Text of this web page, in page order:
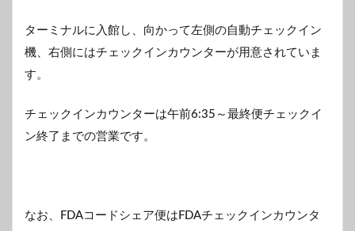
ターミナルに入館し、向かって左側の自動チェックイン
機、右側にはチェックインカウンターが用意されていま
す。
チェックインカウンターは午前6:35～最終便チェックイ
ン終了までの営業です。
なお、FDAコードシェア便はFDAチェックインカウンタ